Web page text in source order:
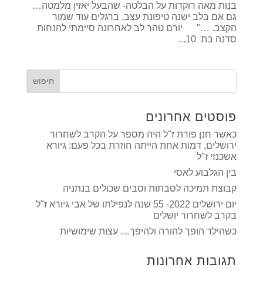
בנות מאה רוקדות על הבלטה- שהבעל יאזין מלמטה…
גם אם בלב ישנה טיפונת עצב, ברגלים עוד שמור
הקצב. …" יורם טהר לב לאחרונה סיימתי להנחות
סדנה בת 10...
פוסטים אחרונים
כאשר חנן פורת ז"ל היה מספר על הקרב לשחרור
ירושלים, דמות אחת הייתה חוזרת בכל פעם: גיורא
אשכנזי ז"ל
בין הגלבוע לאסי
קבוצת תמיכה לסבתות וסבים שכולים בנתניה
יום ירושלים 2022- 55 שנה לנפילתו של אבי גיורא ז"ל
בקרב לשחרור יושלים
כשהילד הופך להורה ולהיפך… עצות שימושיות
תגובות אחרונות